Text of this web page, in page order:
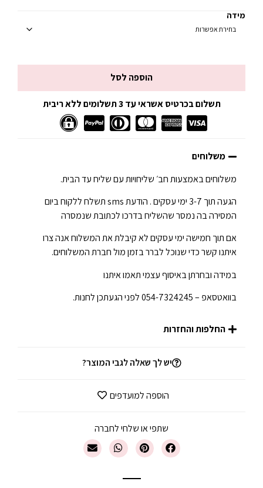
מידה
הוספה לסל
תשלום בכרטיס אשראי עד 3 תשלומים ללא ריבית
משלוחים
משלוחים באמצעות חב׳ שליחויות עם שליח עד הבית.
הגעה תוך 3-7 ימי עסקים . הודעת sms תשלח ללקוח ביום
המסירה בה נמסר שהשליח בדרכו לכתובת שנמסרה
אם תוך חמישה ימי עסקים לא קיבלת את המשלוח אנה צרו
איתנו קשר כדי שנוכל לברר בזמן מול חברת המשלוחים.
במידה ובחרתן באיסוף עצמי תאמו איתנו
בוואטסאפ – 054-7324245 לפני הגעתכן לחנות.
החלפות והחזרות
יש לך שאלה לגבי המוצר?
הוספה למועדפים
שתפי או שלחי לחברה